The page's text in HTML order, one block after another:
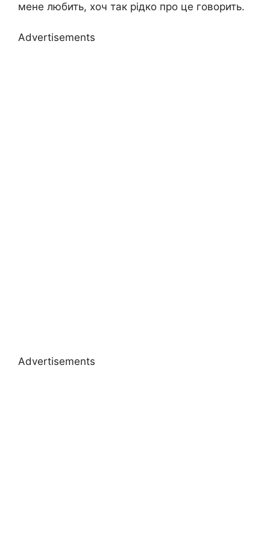
мене любить, хоч так рідко про це говорить.
Advertisements
Advertisements